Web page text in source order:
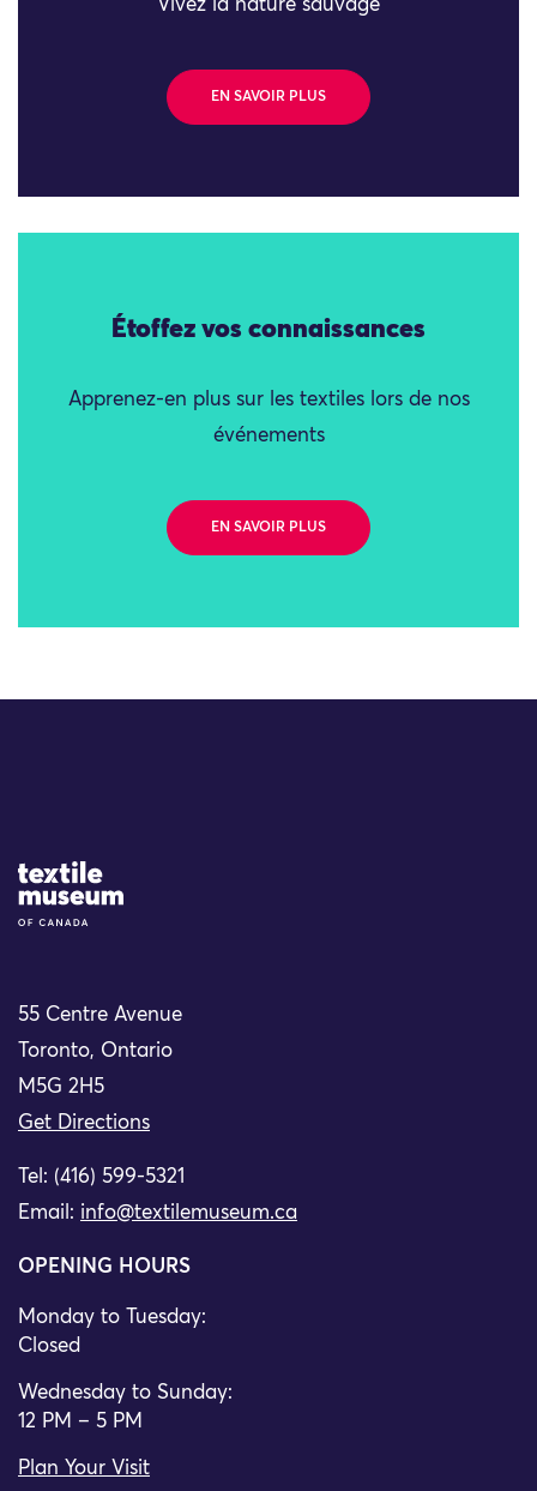
Vivez la nature sauvage
EN SAVOIR PLUS
Étoffez vos connaissances
Apprenez-en plus sur les textiles lors de nos
événements
EN SAVOIR PLUS
Site Logo
55 Centre Avenue
Toronto, Ontario
M5G 2H5
Get Directions
Tel: (416) 599-5321
Email: info@textilemuseum.ca
OPENING HOURS
Monday to Tuesday:
Closed
Wednesday to Sunday:
12 PM – 5 PM
Plan Your Visit